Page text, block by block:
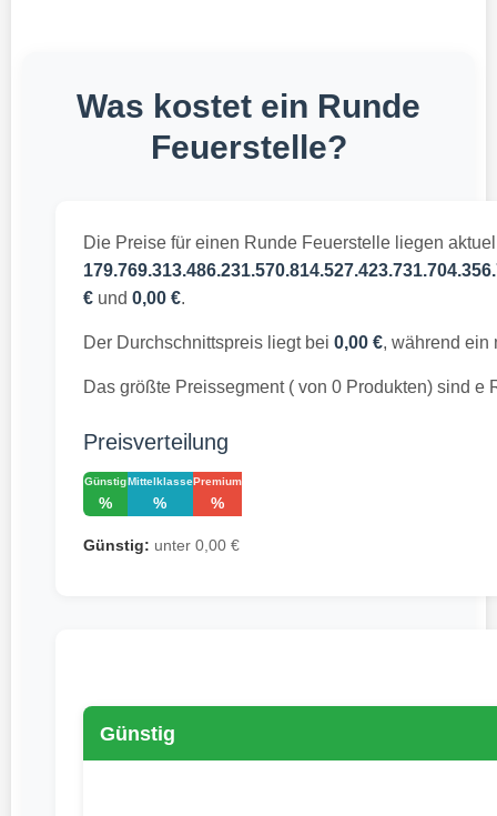
Was kostet ein Runde
Feuerstelle?
Die Preise für einen Runde Feuerstelle liegen
€und 0,00 €.
Der Durchschnittspreis liegt bei 0,00 €, während ein
Das größte Preissegment ( von 0 Produkten) sind e
Preisverteilung
Günstig
%
Mittelklasse
%
Premium
%
Günstig: unter 0,00 €
Günstig